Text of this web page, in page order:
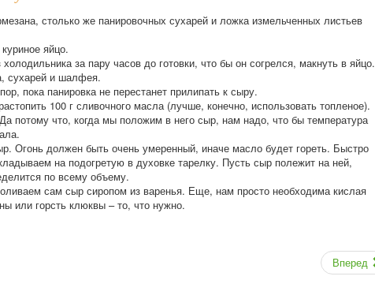
столько же панировочных сухарей и ложка измельченных листьев
яйцо.
за пару часов до готовки, что бы он согрелся, макнуть в яйцо.
сухарей и шалфея.
пока панировка не перестанет прилипать к сыру.
100 г сливочного масла (лучше, конечно, использовать топленое).
потому что, когда мы положим в него сыр, нам надо, что бы температура
Огонь должен быть очень умеренный, иначе масло будет гореть. Быстро
на подогретую в духовке тарелку. Пусть сыр полежит на ней,
по всему объему.
сам сыр сиропом из варенья. Еще, нам просто необходима кислая
или горсть клюквы – то, что нужно.
Вперед